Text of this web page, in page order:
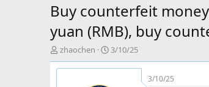
Buy counterfeit
yuan (RMB), buy
T
h
r
zhaochen
N
g
à
3/10/25
3/10/25